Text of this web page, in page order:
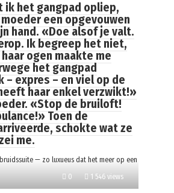
ik het gangpad opliep,
een opgevouwen
hand. «Doe alsof je valt.
Ik begreep het niet,
ogen maakte me
het gangpad
expres – en viel op de
haar enkel verzwikt!»
«Stop de bruiloft!
Toen de
schokte wat ze
me.
— zo luxueus dat het meer op een
0 1 546 views